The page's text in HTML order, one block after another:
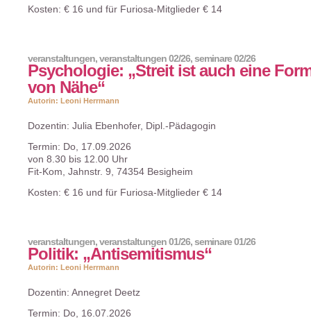
Kosten: € 16 und für Furiosa-Mitglieder € 14
Psychologie: „Streit ist auch eine
von Nähe“
veranstaltungen,veranstaltungen 02/26,seminare 02/26
Autorin: Leoni Herrmann
Dozentin: Julia Ebenhofer, Dipl.-Pädagogin
Termin: Do, 17.09.2026
von 8.30 bis 12.00 Uhr
Fit-Kom, Jahnstr. 9, 74354 Besigheim
Kosten: € 16 und für Furiosa-Mitglieder € 14
Politik: „Antisemitismus“
veranstaltungen,veranstaltungen 01/26,seminare 01/26
Autorin: Leoni Herrmann
Dozentin: Annegret Deetz
Termin: Do, 16.07.2026